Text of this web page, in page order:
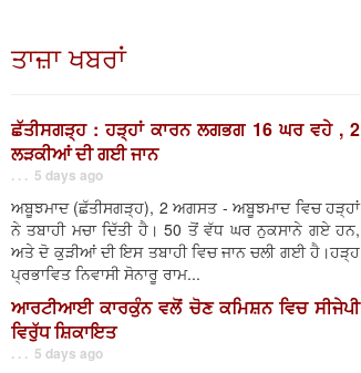
ਤਾਜ਼ਾ ਖਬਰਾਂ
ਛੱਤੀਸਗੜ੍ਹ : ਹੜ੍ਹਾਂ ਕਾਰਨ ਲਗਭਗ 16 ਘਰ ਵਹੇ , 2
ਲੜਕੀਆਂ ਦੀ ਗਈ ਜਾਨ
. . . 5 days ago
ਅਬੂਝਮਾਦ (ਛੱਤੀਸਗੜ੍ਹ), 2 ਅਗਸਤ - ਅਬੂਝਮਾਦ ਵਿਚ ਹੜ੍ਹਾਂ
ਨੇ ਤਬਾਹੀ ਮਚਾ ਦਿੱਤੀ ਹੈ। 50 ਤੋਂ ਵੱਧ ਘਰ ਨੁਕਸਾਨੇ ਗਏ ਹਨ,
ਅਤੇ ਦੋ ਕੁੜੀਆਂ ਦੀ ਇਸ ਤਬਾਹੀ ਵਿਚ ਜਾਨ ਚਲੀ ਗਈ ਹੈ।ਹੜ੍ਹ
ਪ੍ਰਭਾਵਿਤ ਨਿਵਾਸੀ ਸੋਨਾਰੂ ਰਾਮ...
ਆਰਟੀਆਈ ਕਾਰਕੁੰਨ ਵਲੋਂ ਚੋਣ ਕਮਿਸ਼ਨ ਵਿਚ ਸੀਜੇਪੀ
ਵਿਰੁੱਧ ਸ਼ਿਕਾਇਤ
. . . 5 days ago